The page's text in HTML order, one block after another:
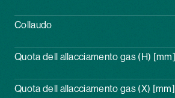
Collaudo
Quota dell allacciamento gas (H) [mm]
Quota dell allacciamento gas (X) [mm]